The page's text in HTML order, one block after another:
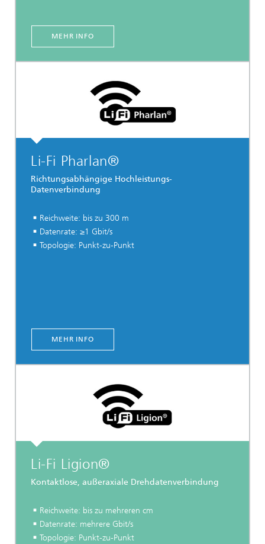
MEHR INFO
Li-Fi Pharlan®
Richtungsabhängige Hochleistungs-
Datenverbindung
Reichweite: bis zu 300 m
Datenrate: ≥1 Gbit/s
Topologie: Punkt-zu-Punkt
MEHR INFO
Li-Fi Ligion®
Kontaktlose, außeraxiale Drehdatenverbindung
Reichweite: bis zu mehreren cm
Datenrate: mehrere Gbit/s
Topologie: Punkt-zu-Punkt